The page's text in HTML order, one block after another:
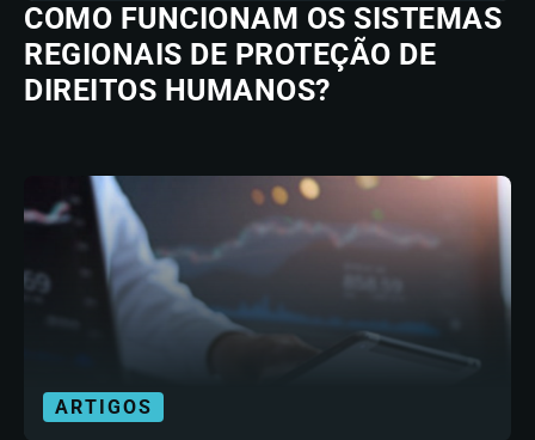
COMO FUNCIONAM OS SISTEMAS
REGIONAIS DE PROTEÇÃO DE
DIREITOS HUMANOS?
ARTIGOS